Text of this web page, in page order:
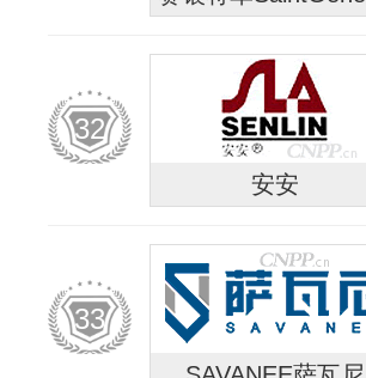
32
安安
33